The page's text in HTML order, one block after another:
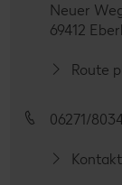
Neuer
69412
Route
06271/